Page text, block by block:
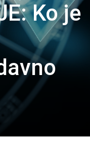
Ko je